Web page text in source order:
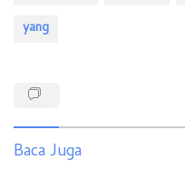
yang
Baca Juga